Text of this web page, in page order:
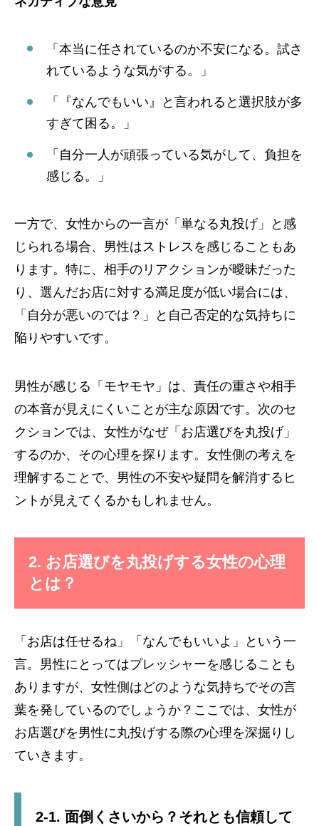
「本当に任されているのか不安になる。試さ
れているような気がする。」
「『なんでもいい』と言われると選択肢が多
すぎて困る。」
「自分一人が頑張っている気がして、負担を
感じる。」
一方で、女性からの一言が「単なる丸投げ」と感
じられる場合、男性はストレスを感じることもあ
ります。特に、相手のリアクションが曖昧だった
り、選んだお店に対する満足度が低い場合には、
「自分が悪いのでは？」と自己否定的な気持ちに
陥りやすいです。
男性が感じる「モヤモヤ」は、責任の重さや相手
の本音が見えにくいことが主な原因です。次のセ
クションでは、女性がなぜ「お店選びを丸投げ」
するのか、その心理を探ります。女性側の考えを
理解することで、男性の不安や疑問を解消するヒ
ントが見えてくるかもしれません。
2. お店選びを丸投げする女性の心理
とは？
「お店は任せるね」「なんでもいいよ」という一
言。男性にとってはプレッシャーを感じることも
ありますが、女性側はどのような気持ちでその言
葉を発しているのでしょうか？ここでは、女性が
お店選びを男性に丸投げする際の心理を深掘りし
ていきます。
2-1. 面倒くさいから？それとも信頼して